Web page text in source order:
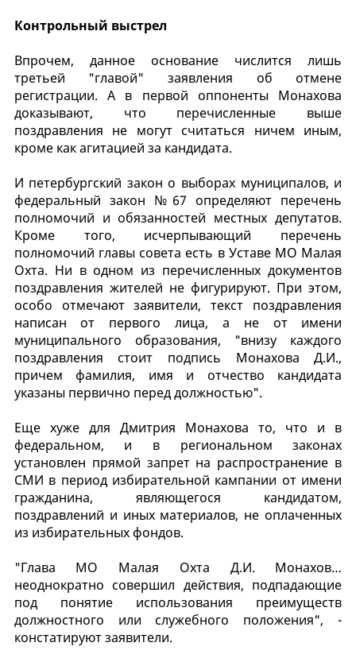
Контрольный выстрел
Впрочем, данное основание числится лишь
третьей "главой" заявления об отмене
регистрации. А в первой оппоненты Монахова
доказывают, что перечисленные выше
поздравления не могут считаться ничем иным,
кроме как агитацией за кандидата.
И петербургский закон о выборах муниципалов, и
федеральный закон №67 определяют перечень
полномочий и обязанностей местных депутатов.
Кроме того, исчерпывающий перечень
полномочий главы совета есть в Уставе МО Малая
Охта. Ни в одном из перечисленных документов
поздравления жителей не фигурируют. При этом,
особо отмечают заявители, текст поздравления
написан от первого лица, а не от имени
муниципального образования, "внизу каждого
поздравления стоит подпись Монахова Д.И.,
причем фамилия, имя и отчество кандидата
указаны первично перед должностью".
Еще хуже для Дмитрия Монахова то, что и в
федеральном, и в региональном законах
установлен прямой запрет на распространение в
СМИ в период избирательной кампании от имени
гражданина, являющегося кандидатом,
поздравлений и иных материалов, не оплаченных
из избирательных фондов.
"Глава МО Малая Охта Д.И. Монахов…
неоднократно совершил действия, подпадающие
под понятие использования преимуществ
должностного или служебного положения", -
констатируют заявители.